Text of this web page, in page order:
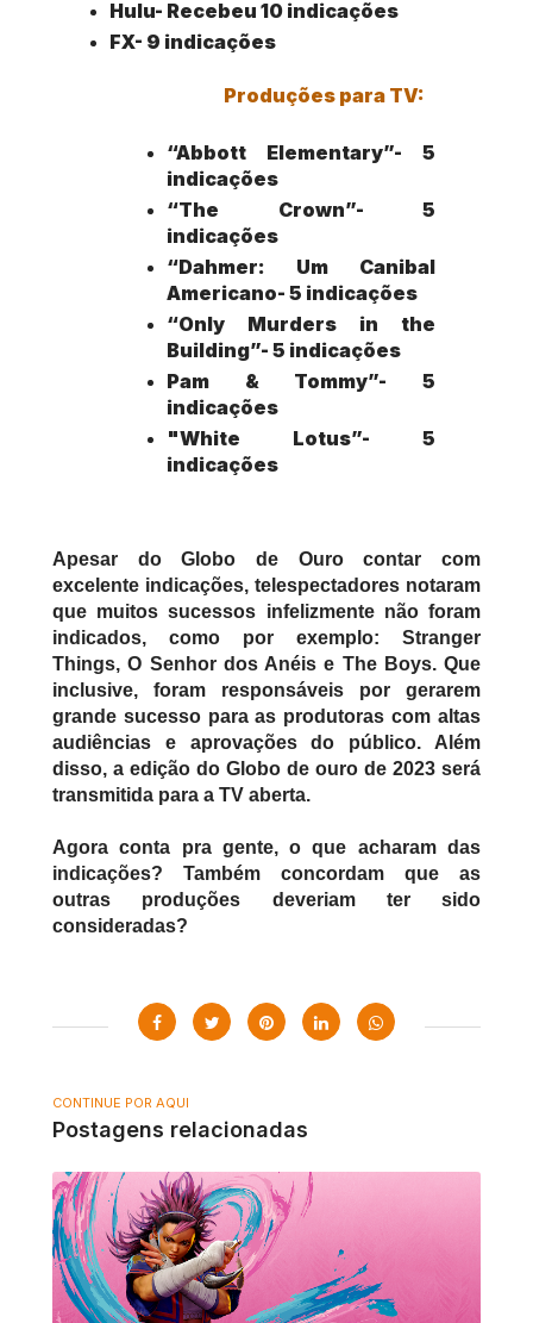
Hulu- Recebeu 10 indicações
FX- 9 indicações
Produções para TV:
“Abbott Elementary”- 5
indicações
“The Crown”- 5
indicações
“Dahmer: Um Canibal
Americano- 5 indicações
“Only Murders in the
Building”- 5 indicações
Pam & Tommy”- 5
indicações
"White Lotus”- 5
indicações
Apesar do Globo de Ouro contar com
excelente indicações, telespectadores notaram
que muitos sucessos infelizmente não foram
indicados, como por exemplo: Stranger
Things, O Senhor dos Anéis e The Boys. Que
inclusive, foram responsáveis por gerarem
grande sucesso para as produtoras com altas
audiências e aprovações do público. Além
disso, a edição do Globo de ouro de 2023 será
transmitida para a TV aberta.
Agora conta pra gente, o que acharam das
indicações? Também concordam que as
outras produções deveriam ter sido
consideradas?
CONTINUE POR AQUI
Postagens relacionadas